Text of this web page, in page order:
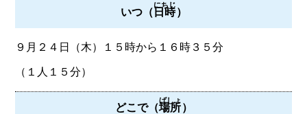
いつ（日時
にちじ
）
９月２４日（木）１５時から１６時３５分
（１人１５分）
どこで（場所
ばしょ
）